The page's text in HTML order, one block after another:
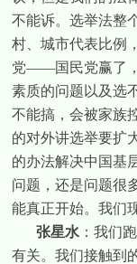
不能诉。选举法整
村、城市代表比例
党——国民党赢了，
素质的问题以及选
不能搞，会被家族
的对外讲选举要扩
的办法解决中国基
问题，还是问题很
能真正开始。我们
张星水 ：我们
有关。我们接触到